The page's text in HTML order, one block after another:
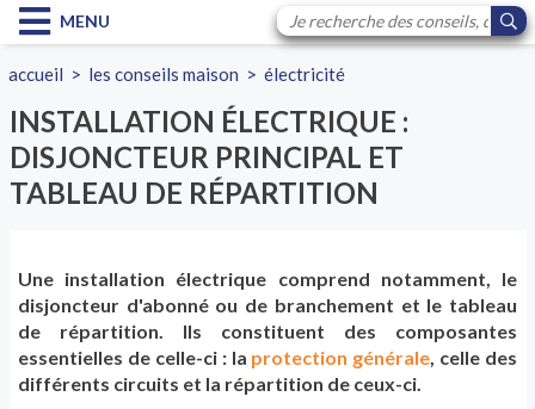
MENU
accueil > les conseils maison >électricité
INSTALLATION ÉLECTRIQUE :
DISJONCTEUR PRINCIPAL ET
TABLEAU DE RÉPARTITION
Une installation électrique comprend notamment, le
disjoncteur d'abonné ou de branchement et le tableau
de répartition. Ils constituent des composantes
essentielles de celle-ci : la protection générale, celle des
différents circuits et la répartition de ceux-ci.